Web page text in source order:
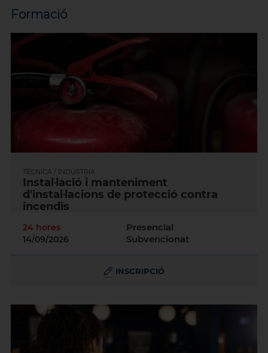
Formació
TÈCNICA / INDÚSTRIA
Instal·lació i manteniment
d'instal·lacions de protecció contra
incendis
24 hores
14/09/2026
Presencial
Subvencionat
INSCRIPCIÓ